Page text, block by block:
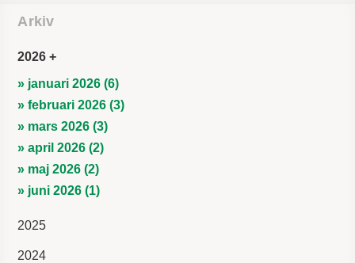
Arkiv
2026
» januari 2026 (6)
» februari 2026 (3)
» mars 2026 (3)
» april 2026 (2)
» maj 2026 (2)
» juni 2026 (1)
2025
2024